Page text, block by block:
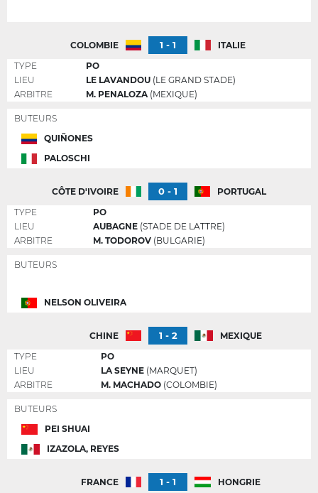
COLOMBIE 1 - 1
ITALIE
TYPE
PO
LIEU
LE LAVANDOU (LE GRAND STADE)
ARBITRE
M. PENALOZA (MEXIQUE)
BUTEURS
QUIÑONES
PALOSCHI
CÔTE D'IVOIRE 0 - 1
PORTUGAL
TYPE
PO
LIEU
AUBAGNE (STADE DE LATTRE)
ARBITRE
M. TODOROV (BULGARIE)
BUTEURS
NELSON OLIVEIRA
CHINE 1 - 2
MEXIQUE
TYPE
PO
LIEU
LA SEYNE (MARQUET)
ARBITRE
M. MACHADO (COLOMBIE)
BUTEURS
PEI SHUAI
IZAZOLA, REYES
FRANCE 1 - 1 HONGRIE